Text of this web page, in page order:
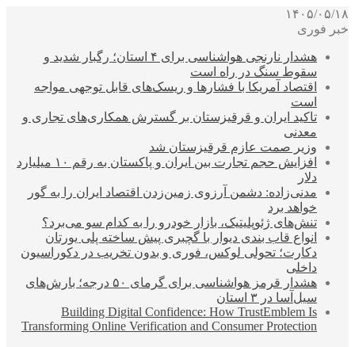
۱۴۰۵/۰۵/۱۸
خبر فوری
هشدار نارنجی هواشناسی برای ۴ استان؛ رگبار شدید و
سقوط سنگ در راه است
اقتصاد آمریکا با فشارها و ریسک‌های قابل توجهی مواجه
است
تاکید ایران و قرقیزستان بر گسترش همکاری‌های تجاری و
معدنی
وزیر صمت عازم قرقیزستان شد
افزایش حجم تجارت بین ایران و پاکستان به رقم ۱۰ میلیارد
دلار
مدنی‌زاده: دشمن آرزوی زمین‌زدن اقتصاد ایران را به گور
خواهد برد
تنش‌های ژئوپلیتیک، بازار خودرو را به کدام سو می‌برد؟
انواع قاب بندی دیوار با گچبری پیش ساخته پلی یورتان
دکارت؛ تحولی لوکس، فوری و بدون تخریب در دکوراسیون
داخلی
هشدار قرمز هواشناسی برای گرمای ۵۰ درجه؛ بارش‌های
سیل‌آسا در ۳ استان
Building Digital Confidence: How TrustEmblem Is
Transforming Online Verification and Consumer Protection